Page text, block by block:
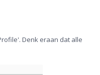
Denk eraan dat alle